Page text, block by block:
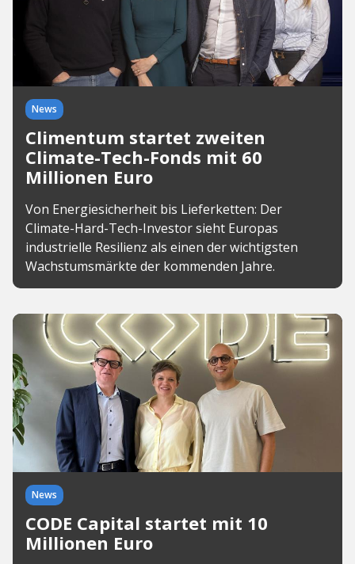
News
Climentum startet zweiten
Climate-Tech-Fonds mit 60
Millionen Euro
Von Energiesicherheit bis Lieferketten: Der
Climate-Hard-Tech-Investor sieht Europas
industrielle Resilienz als einen der wichtigsten
Wachstumsmärkte der kommenden Jahre.
News
CODE Capital startet mit 10
Millionen Euro